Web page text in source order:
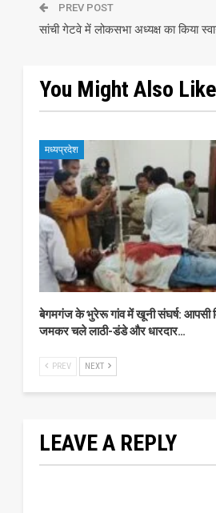
PREV POST
सांची गेटवे में लोकसभा अध्यक्ष का किया
You Might Also Like
मध्यप्रदेश
बेगमगंज के भुरेरू गांव में खूनी संघर्ष: आपसी
जमकर चले लाठी-डंडे और धारदार…
PREV NEXT
LEAVE A REPLY